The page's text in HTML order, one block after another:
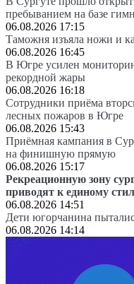
пребыванием на базе
06.08.2026 17:15
Таможня изъяла ножи и
06.08.2026 16:45
В Югре усилен
рекордной жары
06.08.2026 16:18
Сотрудники приёма
лесных пожаров в Югре
06.08.2026 15:43
Приёмная кампания в
на финишную прямую
06.08.2026 15:17
Рекреационную зону
приводят к единому
06.08.2026 14:51
Дети югорчанина
06.08.2026 14:14